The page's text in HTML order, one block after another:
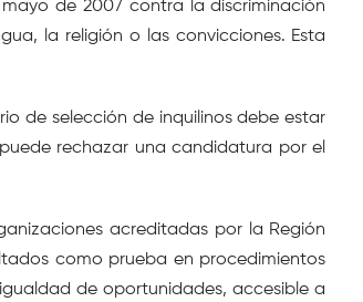
de 2007 contra la discriminación
la religión o las convicciones. Esta
de selección de inquilinos debe estar
rechazar una candidatura por el
acreditadas por la Región
como prueba en procedimientos
de oportunidades, accesible a